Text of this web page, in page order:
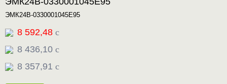
ЭМК24В-0330001045Е95
8 592,48 c
8 436,10 c
8 357,91 c